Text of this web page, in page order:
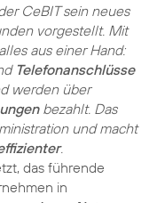
CeBIT sein neues
vorgestellt. Mit
aus einer Hand:
Telefonanschlüsse
werden über
bezahlt. Das
und macht
.
das führende
in